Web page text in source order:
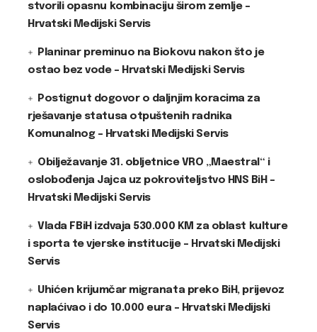
stvorili opasnu kombinaciju širom zemlje –
Hrvatski Medijski Servis
Planinar preminuo na Biokovu nakon što je
ostao bez vode – Hrvatski Medijski Servis
Postignut dogovor o daljnjim koracima za
rješavanje statusa otpuštenih radnika
Komunalnog – Hrvatski Medijski Servis
Obilježavanje 31. obljetnice VRO „Maestral“ i
oslobođenja Jajca uz pokroviteljstvo HNS BiH –
Hrvatski Medijski Servis
Vlada FBiH izdvaja 530.000 KM za oblast kulture
i sporta te vjerske institucije – Hrvatski Medijski
Servis
Uhićen krijumčar migranata preko BiH, prijevoz
naplaćivao i do 10.000 eura – Hrvatski Medijski
Servis